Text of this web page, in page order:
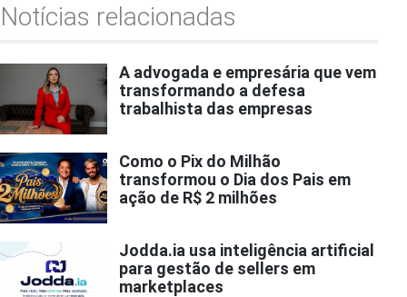
Notícias relacionadas
A advogada e empresária que vem
transformando a defesa
trabalhista das empresas
Como o Pix do Milhão
transformou o Dia dos Pais em
ação de R$ 2 milhões
Jodda.ia usa inteligência artificial
para gestão de sellers em
marketplaces